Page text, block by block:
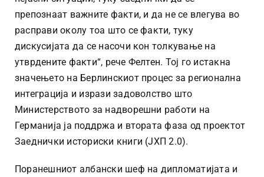
препознаат важните факти, и да не се влегува во
расправи околу тоа што се факти, туку
дискусијата да се насочи кон толкување на
утврдените факти“, рече Фелтен. Тој го истакна
значењето на Берлинскиот процес за регионална
интеграција и изрази задоволство што
Министерството за надворешни работи на
Германија ја поддржа и втората фаза од проектот
Заеднички историски книги (ЈХП 2.0).
Поранешниот албански шеф на дипломатијата и